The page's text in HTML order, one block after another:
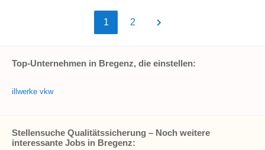
1 2
Top-Unternehmen in Bregenz, die einstellen:
illwerke vkw
Stellensuche Qualitätssicherung – Noch weitere
interessante Jobs in Bregenz: